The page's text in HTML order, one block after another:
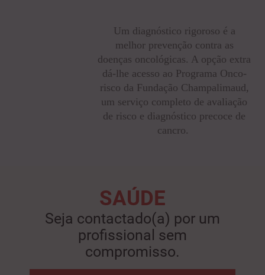
Um diagnóstico rigoroso é a
melhor prevenção contra as
doenças oncológicas. A opção extra
dá-lhe acesso ao Programa Onco-
risco da Fundação Champalimaud,
um serviço completo de avaliação
de risco e diagnóstico precoce de
cancro.
SAÚDE
Seja contactado(a) por um
profissional sem
compromisso.